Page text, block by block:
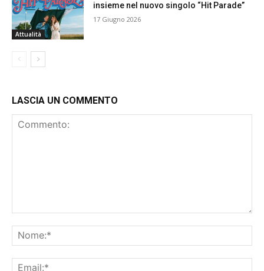
Attualità
insieme nel nuovo singolo “Hit Parade”
17 Giugno 2026
LASCIA UN COMMENTO